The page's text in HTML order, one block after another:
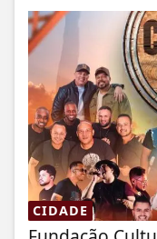
CIDADE